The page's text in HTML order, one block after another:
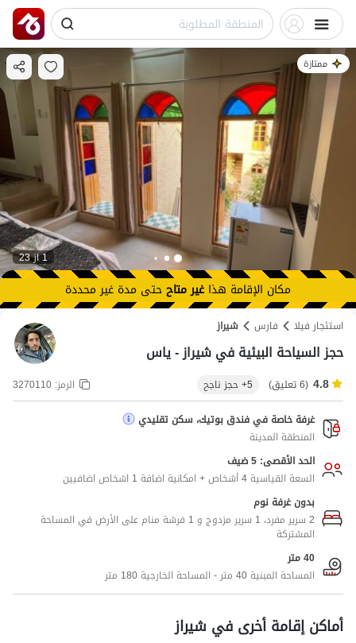
ممتازة
1 از 23
مكان الإقامة هذاغير متاححتى مدة غير محددة
استئجار فيلا فارس شیراز
حجز السياحة البيئية في شيراز - ياس
4.8 (6 تعليق) 5+ حجز ناجح الرمز: 3270110
غرفة خاصة في فندق بوتيك، سكن تقليدي
المنطقة المدينة
الحد الأقصى: 5 ضيف
السعة القياسية 4 أشخاص + امكانية اضافة 1 اشخاص اضافيين
بدون غرفة نوم
2 سرير مفرد، 1 سرير مزدوج و 1 فرشة منام على الأرض في المساحة
المشتركة
40 متر
المساحة المبنية 40 متر - المساحة الخارجية 180 متر
أماكن إقامة أخرى في شیراز